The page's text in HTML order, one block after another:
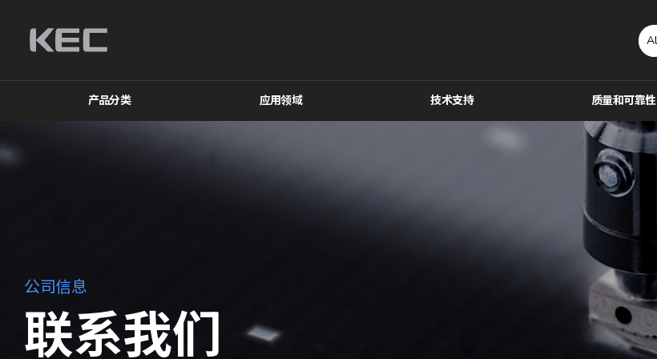
产品分类 应用领域 技术支持 质量和可靠性
公司信息
联系我们